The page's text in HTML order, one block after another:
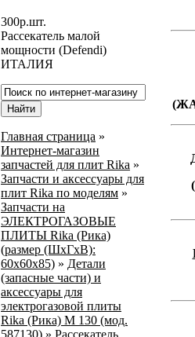
300р.шт.
Рассекатель малой
мощности (Defendi)
ИТАЛИЯ
Главная страница »
Интернет-магазин
запчастей для плит Rika »
Запчасти и аксессуары для
плит Rika по моделям »
Запчасти на
ЭЛЕКТРОГАЗОВЫЕ
ПЛИТЫ Rika (Рика)
(размер (ШхГхВ):
60х60х85) » Детали
(запасные части) и
аксессуары для
электрогазовой плиты
Rika (Рика) М 130 (мод.
587130) » Рассекатель